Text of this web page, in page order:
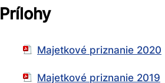
Prílohy
Majetkové priznanie 2020
Majetkové priznanie 2019